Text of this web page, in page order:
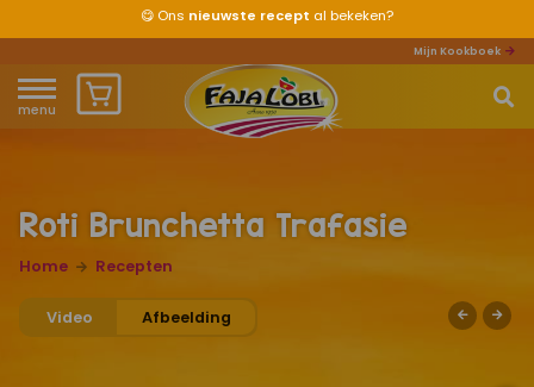
😋 Ons nieuwste recept al bekeken?
Mijn Kookboek
menu
Waar ben je naar op zoek?
Home
Over ons
Producten
Roti Brunchetta Trafasie
Home Recepten
Video Afbeelding